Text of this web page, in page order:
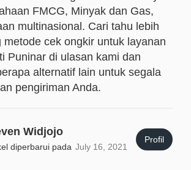
FMCG, Minyak dan Gas,
multinasional. Cari tahu lebih
metode cek ongkir untuk layanan
Puninar di ulasan kami dan
alternatif lain untuk segala
pengiriman Anda.
Widjojo
diperbarui pada July 16, 2021
Profil